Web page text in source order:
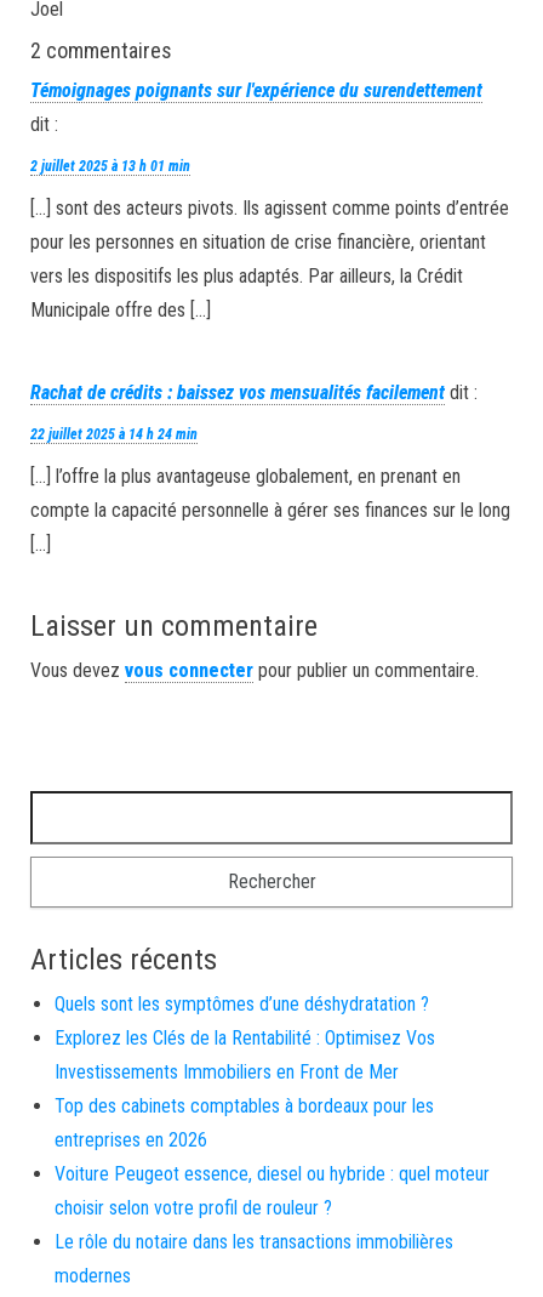
Joel
2 commentaires
Témoignages poignants sur l'expérience du surendettement
dit :
2 juillet 2025 à 13 h 01 min
[…] sont des acteurs pivots. Ils agissent comme points d’entrée
pour les personnes en situation de crise financière, orientant
vers les dispositifs les plus adaptés. Par ailleurs, la Crédit
Municipale offre des […]
Rachat de crédits : baissez vos mensualités facilement dit :
22 juillet 2025 à 14 h 24 min
[…] l’offre la plus avantageuse globalement, en prenant en
compte la capacité personnelle à gérer ses finances sur le long
[…]
Laisser un commentaire
Vous devez vous connecter pour publier un commentaire.
Articles récents
Quels sont les symptômes d’une déshydratation ?
Explorez les Clés de la Rentabilité : Optimisez Vos
Investissements Immobiliers en Front de Mer
Top des cabinets comptables à bordeaux pour les
entreprises en 2026
Voiture Peugeot essence, diesel ou hybride : quel moteur
choisir selon votre profil de rouleur ?
Le rôle du notaire dans les transactions immobilières
modernes